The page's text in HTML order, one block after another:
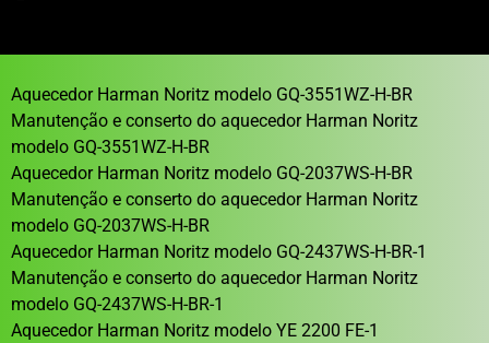
Aquecedor Harman Noritz modelo GQ-3551WZ-H-BR
Manutenção e conserto do aquecedor Harman Noritz
modelo GQ-3551WZ-H-BR
Aquecedor Harman Noritz modelo GQ-2037WS-H-BR
Manutenção e conserto do aquecedor Harman Noritz
modelo GQ-2037WS-H-BR
Aquecedor Harman Noritz modelo GQ-2437WS-H-BR-1
Manutenção e conserto do aquecedor Harman Noritz
modelo GQ-2437WS-H-BR-1
Aquecedor Harman Noritz modelo YE 2200 FE-1